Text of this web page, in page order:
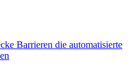
Barrieren die automatisierte